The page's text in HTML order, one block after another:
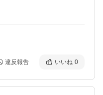
違反報告 いいね 0